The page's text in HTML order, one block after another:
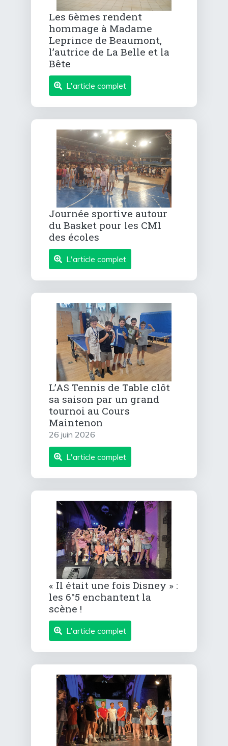
Les 6èmes rendent
hommage à Madame
Leprince de Beaumont,
l’autrice de La Belle et la
Bête
L'article complet
Journée sportive autour
du Basket pour les CM1
des écoles
L'article complet
L’AS Tennis de Table clôt
sa saison par un grand
tournoi au Cours
Maintenon
26 juin 2026
L'article complet
« Il était une fois Disney » :
les 6°5 enchantent la
scène !
L'article complet